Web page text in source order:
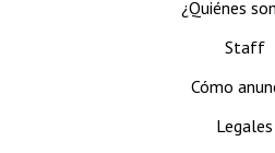
¿Quiénes
Staff
Cómo
Legales